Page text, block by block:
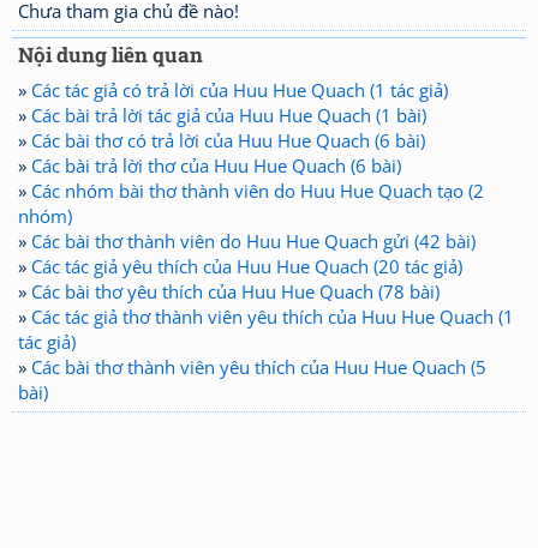
Chưa tham gia chủ đề nào!
Nội dung liên quan
» Các tác giả có trả lời của Huu Hue Quach (1 tác giả)
» Các bài trả lời tác giả của Huu Hue Quach (1 bài)
» Các bài thơ có trả lời của Huu Hue Quach (6 bài)
» Các bài trả lời thơ của Huu Hue Quach (6 bài)
» Các nhóm bài thơ thành viên do Huu Hue Quach tạo (2
nhóm)
» Các bài thơ thành viên do Huu Hue Quach gửi (42 bài)
» Các tác giả yêu thích của Huu Hue Quach (20 tác giả)
» Các bài thơ yêu thích của Huu Hue Quach (78 bài)
» Các tác giả thơ thành viên yêu thích của Huu Hue Quach (1
tác giả)
» Các bài thơ thành viên yêu thích của Huu Hue Quach (5
bài)